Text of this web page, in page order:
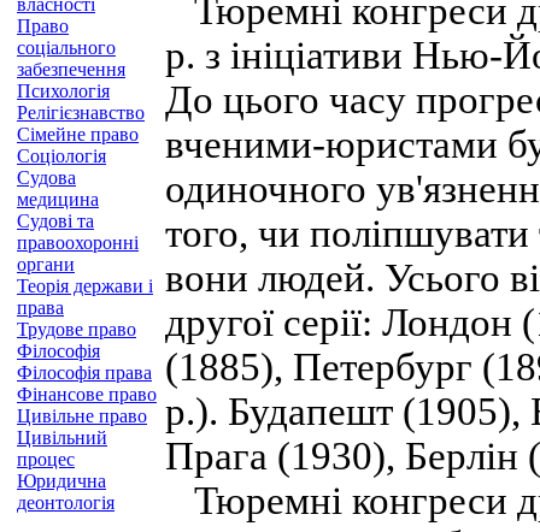
власності
Право
соціального
забезпечення
Психологія
Релігієзнавство
Сімейне право
Соціологія
Судова
медицина
Судові та
правоохоронні
органи
Теорія держави і
права
Трудове право
Філософія
Філософія права
Фінансове право
Цивільне право
Цивільний
процес
Юридична
деонтологія
Тюремні конгреси
р. з ініціативи Нью-
До цього часу
вченими-юристами
одиночного
того, чи
вони людей. Усього
другої серії:
(1885), Петербург
р.). Будапешт
Прага (1930), Берлін
Тюремні конгреси